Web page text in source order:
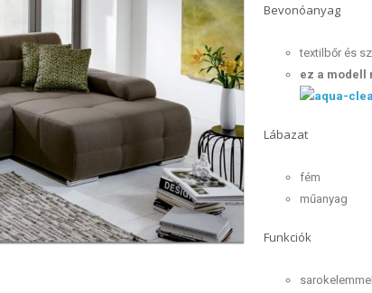
Bevonóanyag
textilbőr és
ez a modell
Lábazat
fém
műanyag
Funkciók